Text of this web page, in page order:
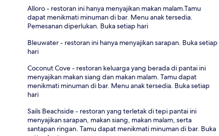
Alloro - restoran ini hanya menyajikan makan malam.Tamu
dapat menikmati minuman di bar. Menu anak tersedia.
Pemesanan diperlukan. Buka setiap hari
Bleuwater - restoran ini hanya menyajikan sarapan. Buka setiap
hari
Coconut Cove - restoran keluarga yang berada di pantai ini
menyajikan makan siang dan makan malam. Tamu dapat
menikmati minuman di bar. Menu anak tersedia. Buka setiap
hari
Sails Beachside - restoran yang terletak di tepi pantai ini
menyajikan sarapan, makan siang, makan malam, serta
santapan ringan. Tamu dapat menikmati minuman di bar. Buka